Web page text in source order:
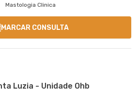
Mastologia Clinica
MARCAR CONSULTA
Luzia - Unidade Ohb